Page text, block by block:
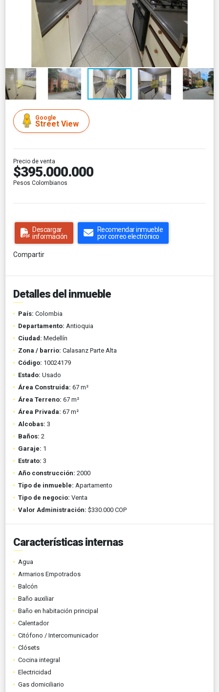
Google
Street View
Precio de venta
$395.000.000
Pesos Colombianos
Descargar
información
Recomendar inmueble
por correo electrónico
Compartir
Detalles del inmueble
País: Colombia
Departamento: Antioquia
Ciudad: Medellín
Zona / barrio: Calasanz Parte Alta
Código: 10024179
Estado: Usado
Área Construida: 67 m²
Área Terreno: 67 m²
Área Privada: 67 m²
Alcobas: 3
Baños: 2
Garaje: 1
Estrato: 3
Año construcción: 2000
Tipo de inmueble: Apartamento
Tipo de negocio: Venta
Valor Administración: $330.000 COP
Características internas
Agua
Armarios Empotrados
Balcón
Baño auxiliar
Baño en habitación principal
Calentador
Citófono / Intercomunicador
Clósets
Cocina integral
Electricidad
Gas domiciliario